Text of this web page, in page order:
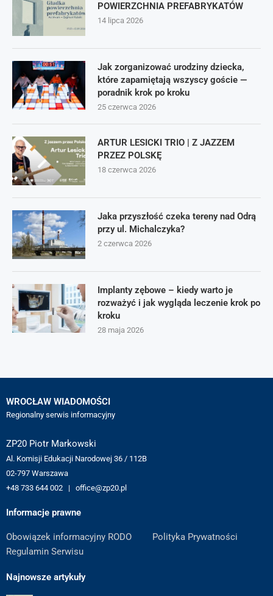
POWIERZCHNIA PREFABRYKATÓW
14 lipca 2026
Jak zorganizować urodziny dziecka,
które zapamiętają wszyscy goście —
poradnik krok po kroku
25 czerwca 2026
ARTUR LESICKI TRIO | Z JAZZEM
PRZEZ POLSKĘ
18 czerwca 2026
Jaka przyszłość czeka tereny nad Odrą
przy ul. Michalczyka?
2 czerwca 2026
Implanty zębowe – kiedy warto je
rozważyć i jak wygląda leczenie krok po
kroku
28 maja 2026
WROCŁAW WIADOMOŚCI
Regionalny serwis informacyjny
ZP20 Piotr Markowski
Al. Komisji Edukacji Narodowej 36 / 112B
02-797 Warszawa
+48 733 644 002 | office@zp20.pl
Informacje prawne
Obowiązek informacyjny RODO
Polityka Prywatności
Regulamin Serwisu
Najnowsze artykuły